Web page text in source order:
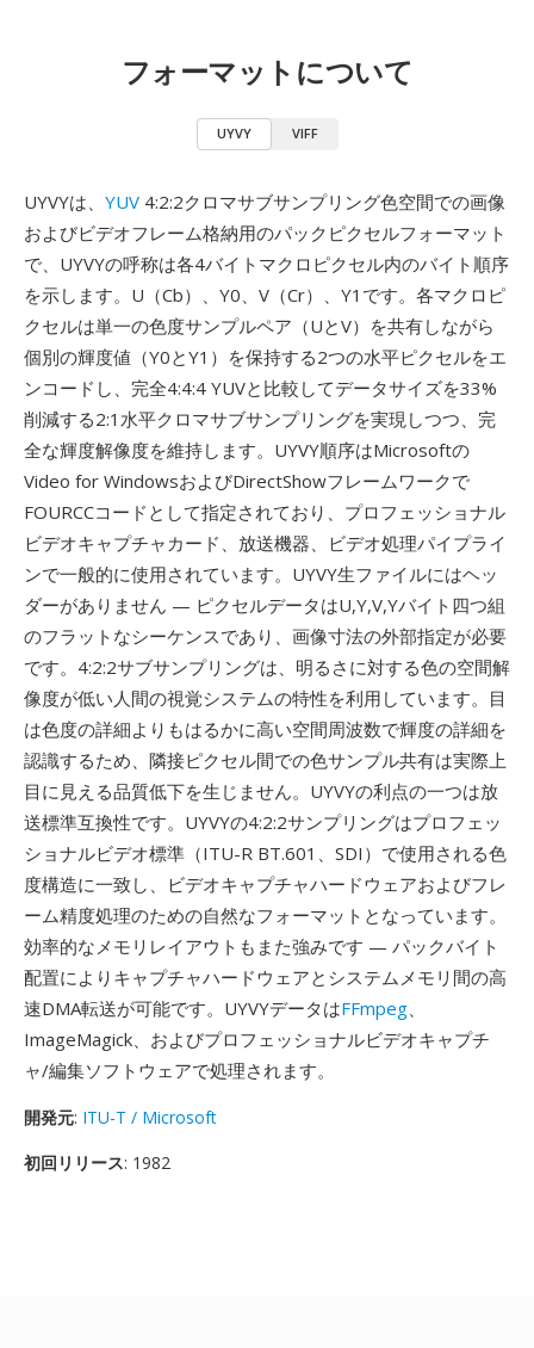
フォーマットについて
UYVY VIFF
UYVYは、 YUV 4:2:2クロマサブサンプリング色空間での画像
およびビデオフレーム格納用のパックピクセルフォーマット
で、UYVYの呼称は各4バイトマクロピクセル内のバイト順序
を示します。U（Cb）、Y0、V（Cr）、Y1です。各マクロピ
クセルは単一の色度サンプルペア（UとV）を共有しながら
個別の輝度値（Y0とY1）を保持する2つの水平ピクセルをエ
ンコードし、完全4:4:4 YUVと比較してデータサイズを33%
削減する2:1水平クロマサブサンプリングを実現しつつ、完
全な輝度解像度を維持します。UYVY順序はMicrosoftの
Video for WindowsおよびDirectShowフレームワークで
FOURCCコードとして指定されており、プロフェッショナル
ビデオキャプチャカード、放送機器、ビデオ処理パイプライ
ンで一般的に使用されています。UYVY生ファイルにはヘッ
ダーがありません — ピクセルデータはU,Y,V,Yバイト四つ組
のフラットなシーケンスであり、画像寸法の外部指定が必要
です。4:2:2サブサンプリングは、明るさに対する色の空間解
像度が低い人間の視覚システムの特性を利用しています。目
は色度の詳細よりもはるかに高い空間周波数で輝度の詳細を
認識するため、隣接ピクセル間での色サンプル共有は実際上
目に見える品質低下を生じません。UYVYの利点の一つは放
送標準互換性です。UYVYの4:2:2サンプリングはプロフェッ
ショナルビデオ標準（ITU-R BT.601、SDI）で使用される色
度構造に一致し、ビデオキャプチャハードウェアおよびフレ
ーム精度処理のための自然なフォーマットとなっています。
効率的なメモリレイアウトもまた強みです — パックバイト
配置によりキャプチャハードウェアとシステムメモリ間の高
速DMA転送が可能です。UYVYデータはFFmpeg、
ImageMagick、およびプロフェッショナルビデオキャプチ
ャ/編集ソフトウェアで処理されます。
開発元: ITU-T / Microsoft
初回リリース: 1982